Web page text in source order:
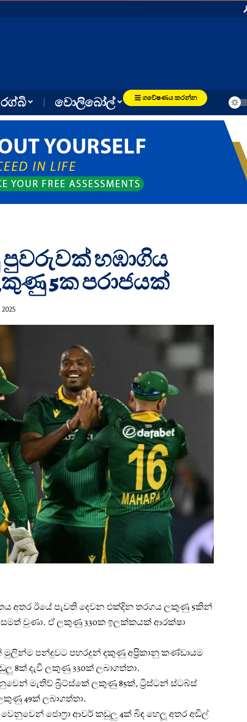
රග්බි වොලිබෝල් ගවේෂණය කරන්න
හඹාගිය
5ක පරාජයක්
අතර ඊයේ පැවති දෙවන එක්දින තරග‍ය ලකුණු 5කින්
සමත් වුණා. ඒ ලකුණු 330ක ඉලක්කයක් ආරක්ෂා
පන්දුවට පහරදුන් දකුණු අප්‍රිකානු කණ්ඩායම
8ක් දැවී ලකුණු 330ක් ලබාගත්තා.
මැතිව් බ්‍රීට්ස්කේ ලකුණු 85ක්, ට්‍රිස්ටන් ස්ටබ්ස්
49ක් ලබාගත්තා.
ජොෆ්‍රා ආචර් කඩුලු 4ක් බිඳ හෙලූ අතර අඩිල්